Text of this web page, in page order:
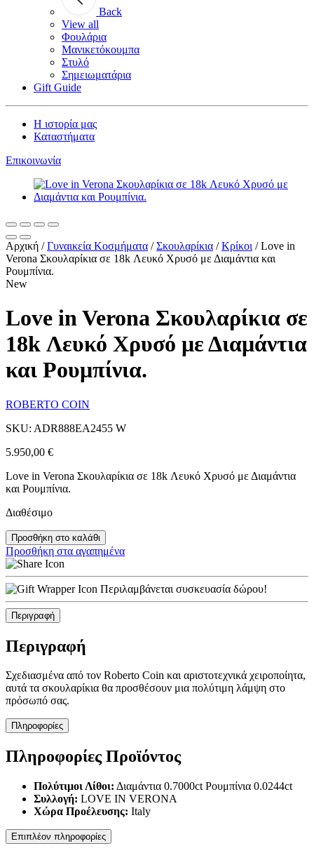
Back
View all
Φουλάρια
Μανικετόκουμπα
Στυλό
Σημειωματάρια
Gift Guide
Η ιστορία μας
Καταστήματα
Επικοινωνία
Αρχική /Γυναικεία Kοσμήματα /Σκουλαρίκια /Κρίκοι /Love in
Verona Σκουλαρίκια σε 18k Λευκό Χρυσό με Διαμάντια και
Ρουμπίνια.
New
Love in Verona Σκουλαρίκια σε
18k Λευκό Χρυσό με Διαμάντια
και Ρουμπίνια.
ROBERTO COIN
SKU: ADR888EA2455 W
5.950,00 €
Love in Verona Σκουλαρίκια σε 18k Λευκό Χρυσό με Διαμάντια
και Ρουμπίνια.
Διαθέσιμο
Προσθήκη στο καλάθι
Προσθήκη στα αγαπημένα
Περιλαμβάνεται συσκευασία δώρου!
Περιγραφή
Περιγραφή
Σχεδιασμένα από τον Roberto Coin και αριστοτεχνικά χειροποίητα,
αυτά τα σκουλαρίκια θα προσθέσουν μια πολύτιμη λάμψη στο
πρόσωπό σας.
Πληροφορίες
Πληροφορίες Προϊόντος
Πολύτιμοι Λίθοι: Διαμάντια 0.7000ct Ρουμπίνια 0.0244ct
Συλλογή: LOVE IN VERONA
Χώρα Προέλευσης: Italy
Επιπλέον πληροφορίες